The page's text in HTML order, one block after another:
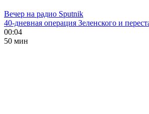
Вечер на радио Sputnik
40-дневная операция Зеленского и
00:04
50 мин